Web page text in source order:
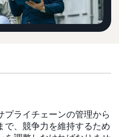
プライチェーンの管理から
で、競争力を維持するため